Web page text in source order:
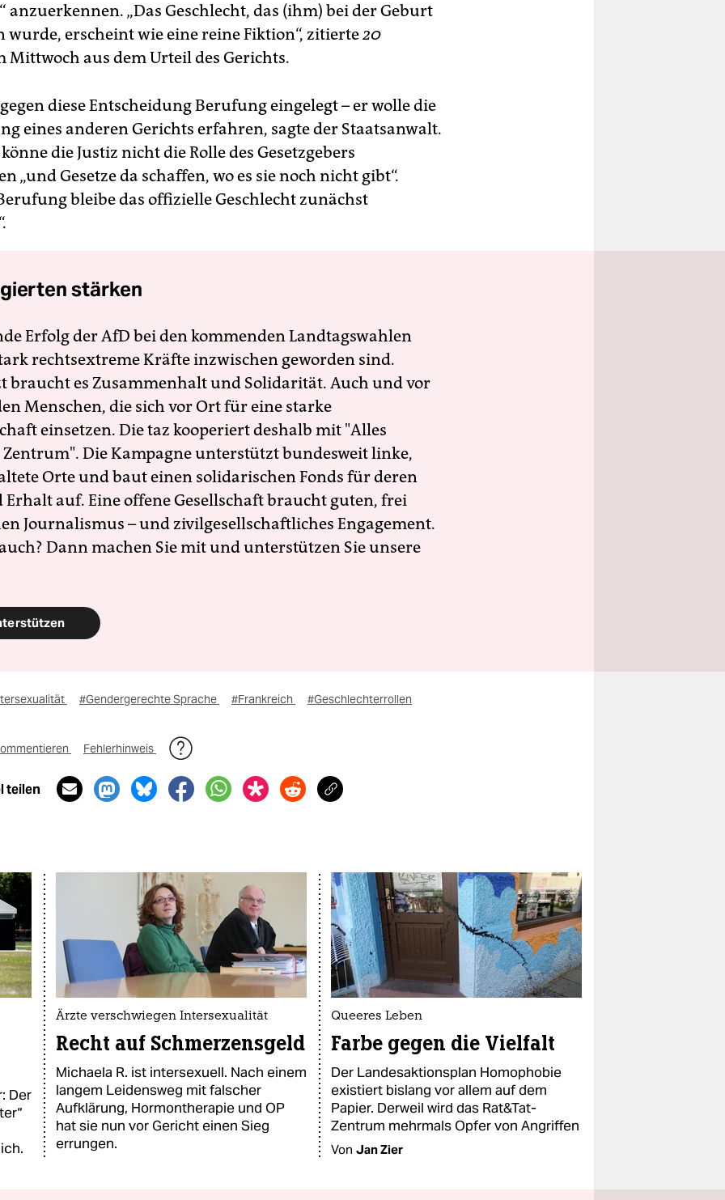
anzuerkennen. „Das Geschlecht, das (ihm) bei der Geburt
wurde, erscheint wie eine reine Fiktion“, zitierte20
Mittwoch aus dem Urteil des Gerichts.
diese Entscheidung Berufung eingelegt – er wolle die
eines anderen Gerichts erfahren, sagte der Staatsanwalt.
die Justiz nicht die Rolle des Gesetzgebers
„und Gesetze da schaffen, wo es sie noch nicht gibt“.
bleibe das offizielle Geschlecht zunächst
stärken
Erfolg der AfD bei den kommenden Landtagswahlen
rechtsextreme Kräfte inzwischen geworden sind.
braucht es Zusammenhalt und Solidarität. Auch und vor
Menschen, die sich vor Ort für eine starke
einsetzen. Die taz kooperiert deshalb mit "Alles
Die Kampagne unterstützt bundesweit linke,
Orte und baut einen solidarischen Fonds für deren
Erhalt auf. Eine offene Gesellschaft braucht guten, frei
Journalismus – und zivilgesellschaftliches Engagement.
Dann machen Sie mit und unterstützen Sie unsere
#Gendergerechte Sprache #Frankreich #Geschlechterrollen
Fehlerhinweis
teilen
Der
Ärzte verschwiegen Intersexualität
Recht auf Schmerzensgeld
Michaela R. ist intersexuell. Nach einem
langem Leidensweg mit falscher
Aufklärung, Hormontherapie und OP
hat sie nun vor Gericht einen Sieg
errungen.
Queeres Leben
Farbe gegen die Vielfalt
Der Landesaktionsplan Homophobie
existiert bislang vor allem auf dem
Papier. Derweil wird das Rat&Tat-
Zentrum mehrmals Opfer von Angriffen
Von Jan Zier